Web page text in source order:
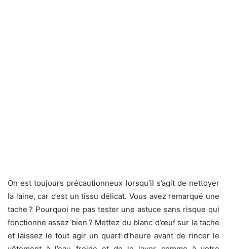
On est toujours précautionneux lorsqu’il s’agit de nettoyer
la laine, car c’est un tissu délicat. Vous avez remarqué une
tache ? Pourquoi ne pas tester une astuce sans risque qui
fonctionne assez bien ? Mettez du blanc d’œuf sur la tache
et laissez le tout agir un quart d’heure avant de rincer le